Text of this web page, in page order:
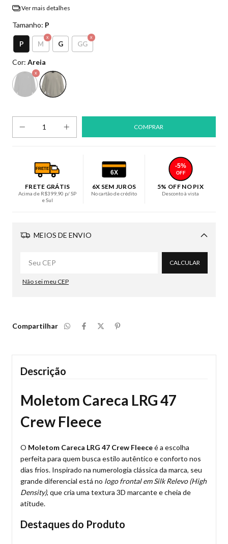
Ver mais detalhes
Tamanho: P
P M G GG
Cor: Areia
FRETE
FRETE GRÁTIS
Acima de R$399,90 p/ SP
e Sul
6X
6X SEM JUROS
No cartão de crédito
-5%
OFF
5% OFF NO PIX
Desconto à vista
MEIOS DE ENVIO
Alterar CEP
CALCULAR
Não sei meu CEP
Compartilhar
Descrição
Moletom Careca LRG 47
Crew Fleece
O Moletom Careca LRG 47 Crew Fleeceé a escolha
perfeita para quem busca estilo autêntico e conforto nos
dias frios. Inspirado na numerologia clássica da marca, seu
grande diferencial está no logo frontal em Silk Relevo (High
Density), que cria uma textura 3D marcante e cheia de
atitude.
Destaques do Produto